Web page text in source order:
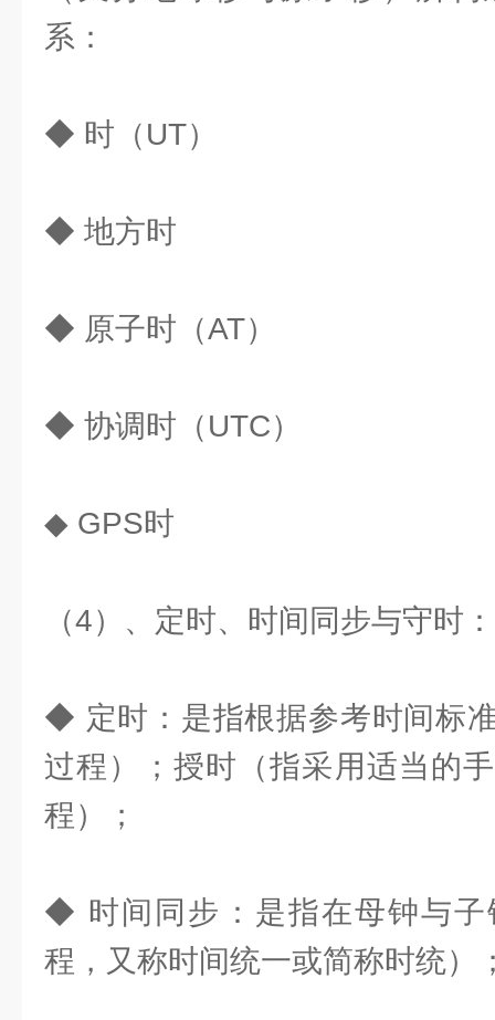
系：
◆ 时（UT）
◆ 地方时
◆ 原子时（AT）
◆ 协调时（UTC）
◆ GPS时
（4）、定时、时间同步与守时：
◆ 定时：是指根据参考时间标
过程）；授时（指采用适当的
程）；
◆ 时间同步：是指在母钟与子
程，又称时间统一或简称时统）